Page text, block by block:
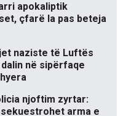
apokaliptik
çfarë la pas beteja
naziste të Luftës
në sipërfaqe
njoftim zyrtar:
arma e